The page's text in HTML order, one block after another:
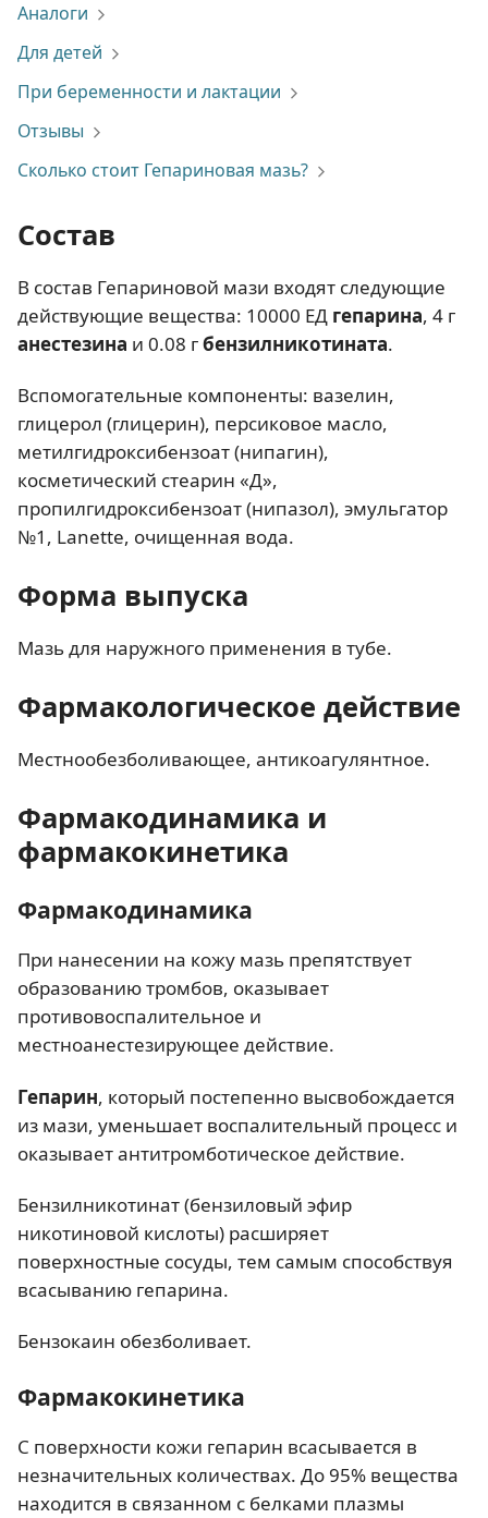
Аналоги
Для детей
При беременности и лактации
Отзывы
Сколько стоит Гепариновая мазь?
Состав
В состав Гепариновой мази входят следующие
действующие вещества: 10000 ЕД гепарина, 4 г
анестезина и 0.08 гбензилникотината.
Вспомогательные компоненты: вазелин,
глицерол (глицерин), персиковое масло,
метилгидроксибензоат (нипагин),
косметический стеарин «Д»,
пропилгидроксибензоат (нипазол), эмульгатор
№1, Lanette, очищенная вода.
Форма выпуска
Мазь для наружного применения в тубе.
Фармакологическое действие
Местнообезболивающее, антикоагулянтное.
Фармакодинамика и
фармакокинетика
Фармакодинамика
При нанесении на кожу мазь препятствует
образованию тромбов, оказывает
противовоспалительное и
местноанестезирующее действие.
Гепарин, который постепенно высвобождается
из мази, уменьшает воспалительный процесс и
оказывает антитромботическое действие.
Бензилникотинат (бензиловый эфир
никотиновой кислоты) расширяет
поверхностные сосуды, тем самым способствуя
всасыванию гепарина.
Бензокаин обезболивает.
Фармакокинетика
С поверхности кожи гепарин всасывается в
незначительных количествах. До 95% вещества
находится в связанном с белками плазмы